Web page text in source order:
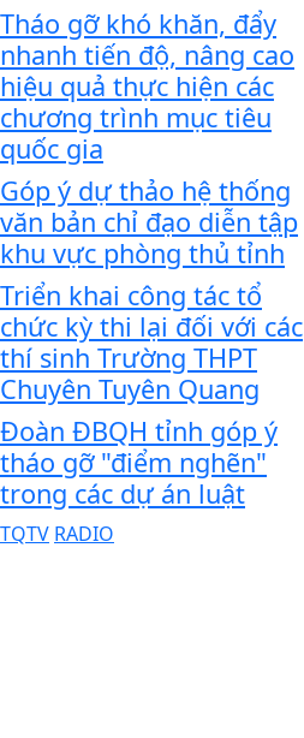
Tháo gỡ khó khăn, đẩy
nhanh tiến độ, nâng cao
hiệu quả thực hiện các
chương trình mục tiêu
quốc gia
Góp ý dự thảo hệ thống
văn bản chỉ đạo diễn tập
khu vực phòng thủ tỉnh
Triển khai công tác tổ
chức kỳ thi lại đối với các
thí sinh Trường THPT
Chuyên Tuyên Quang
Đoàn ĐBQH tỉnh góp ý
tháo gỡ "điểm nghẽn"
trong các dự án luật
TQTV RADIO